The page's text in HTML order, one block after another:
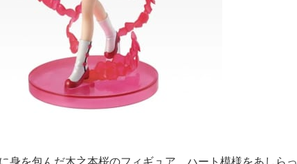
身を包んだ木之本桜のフィギュア。ハート模様をあしらっ